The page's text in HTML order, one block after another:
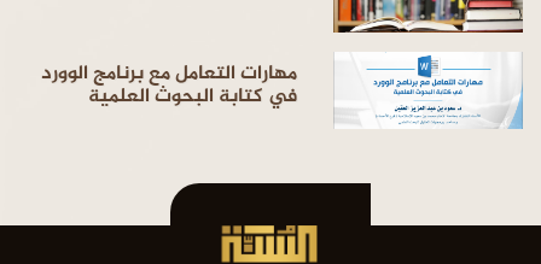
مهارات التعامل مع برنامج الوورد
في كتابة البحوث العلمية